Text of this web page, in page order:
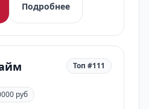
Подробнее
Топ #111
руб